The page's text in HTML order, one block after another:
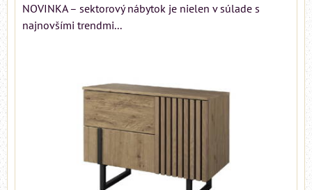
NOVINKA – sektorový nábytok je nielen v súlade s
najnovšími trendmi...